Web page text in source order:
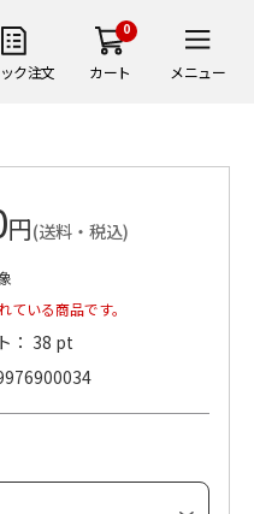
ク注文
0
カート メニュー
円(送料・税込)
ている商品です。
： 38 pt